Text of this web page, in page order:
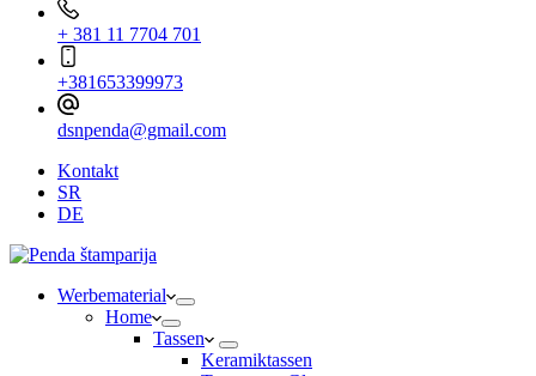
+ 381 11 7704 701
+381653399973
dsnpenda@gmail.com
Kontakt
SR
DE
Werbematerial
Home
Tassen
Keramiktassen